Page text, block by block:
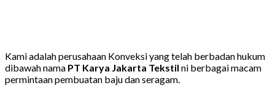
Kami adalah perusahaan Konveksi yang telah berbadan hukum
dibawah nama PT Karya Jakarta Tekstil ni berbagai macam
permintaan pembuatan baju dan seragam.